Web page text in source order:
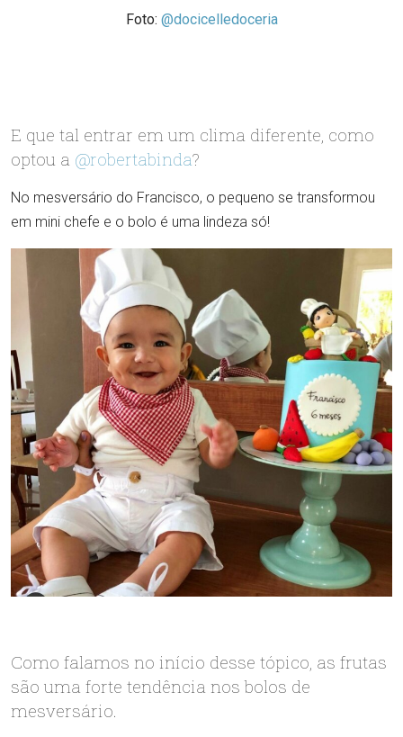
Foto: @docicelledoceria
E que tal entrar em um clima diferente, como
optou a @robertabinda?
No mesversário do Francisco, o pequeno se transformou
em mini chefe e o bolo é uma lindeza só!
Como falamos no início desse tópico, as frutas
são uma forte tendência nos bolos de
mesversário.